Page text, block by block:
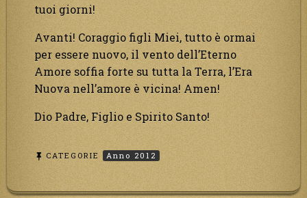
tuoi giorni!
Avanti! Coraggio figli Miei, tutto è ormai
per essere nuovo, il vento dell’Eterno
Amore soffia forte su tutta la Terra, l’Era
Nuova nell’amore è vicina! Amen!
Dio Padre, Figlio e Spirito Santo!
CATEGORIE Anno 2012